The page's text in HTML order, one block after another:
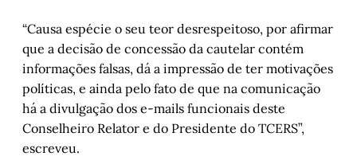
“Causa espécie o seu teor desrespeitoso, por afirmar
que a decisão de concessão da cautelar contém
informações falsas, dá a impressão de ter motivações
políticas, e ainda pelo fato de que na comunicação
há a divulgação dos e-mails funcionais deste
Conselheiro Relator e do Presidente do TCERS”,
escreveu.